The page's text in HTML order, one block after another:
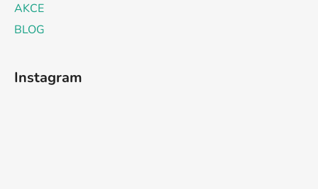
AKCE
BLOG
Instagram